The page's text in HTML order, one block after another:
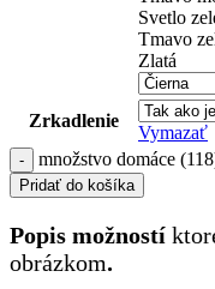
Svetlo
Tmavo
Zlatá
Zrkadlenie
Vymazať
množstvo domáce
Pridať do košíka
Popis možností
obrázkom.